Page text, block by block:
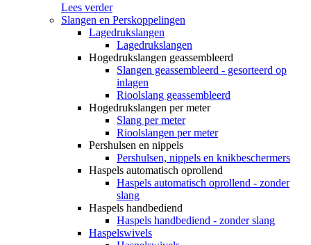
Lees verder
Slangen en Perskoppelingen
Lagedrukslangen
Lagedrukslangen
Hogedrukslangen geassembleerd
Slangen geassembleerd - gesorteerd op
inlagen
Rioolslang geassembleerd
Hogedrukslangen per meter
Slang per meter
Rioolslangen per meter
Pershulsen en nippels
Pershulsen, nippels en knikbeschermers
Haspels automatisch oprollend
Haspels automatisch oprollend - zonder
slang
Haspels handbediend
Haspels handbediend - zonder slang
Haspelswivels